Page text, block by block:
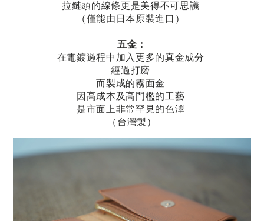
拉鏈頭的線條更是美得不可思議
（僅能由日本原裝進口）
五金：
在電鍍過程中加入更多的真金成分
經過打磨
而製成的霧面金
因高成本及高門檻的工藝
是市面上非常罕見的色澤
（台灣製）